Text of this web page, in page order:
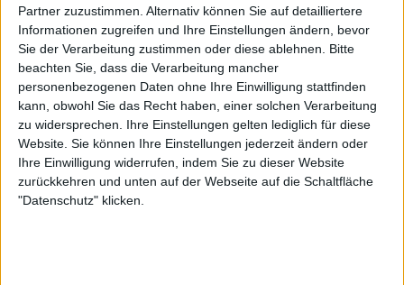
Partner zuzustimmen. Alternativ können Sie auf detailliertere
Informationen zugreifen und Ihre Einstellungen ändern, bevor
Sie der Verarbeitung zustimmen oder diese ablehnen.
Bitte
beachten Sie, dass die Verarbeitung mancher
personenbezogenen Daten ohne Ihre Einwilligung stattfinden
kann, obwohl Sie das Recht haben, einer solchen Verarbeitung
zu widersprechen. Ihre Einstellungen gelten lediglich für diese
Website. Sie können Ihre Einstellungen jederzeit ändern oder
Ihre Einwilligung widerrufen, indem Sie zu dieser Website
zurückkehren und unten auf der Webseite auf die Schaltfläche
"Datenschutz" klicken.